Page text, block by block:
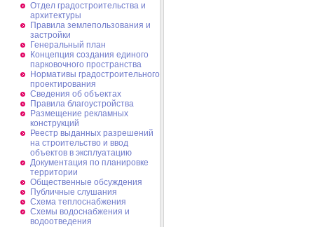
Отдел градостроительства и
архитектуры
Правила землепользования и
застройки
Генеральный план
Концепция создания единого
парковочного пространства
Нормативы градостроительного
проектирования
Сведения об объектах
Правила благоустройства
Размещение рекламных
конструкций
Реестр выданных разрешений
на строительство и ввод
объектов в эксплуатацию
Документация по планировке
территории
Общественные обсуждения
Публичные слушания
Схема теплоснабжения
Схемы водоснабжения и
водоотведения